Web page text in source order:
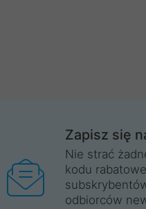
Zapisz się
Nie strać
kodu
odbiorców